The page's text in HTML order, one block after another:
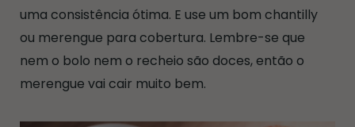
uma consistência ótima. E use um bom chantilly
ou merengue para cobertura. Lembre-se que
nem o bolo nem o recheio são doces, então o
merengue vai cair muito bem.